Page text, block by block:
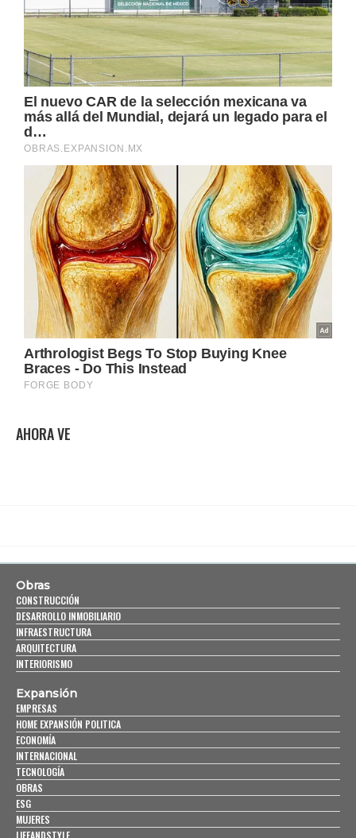
AHORA VE
Obras
CONSTRUCCIÓN
DESARROLLO INMOBILIARIO
INFRAESTRUCTURA
ARQUITECTURA
INTERIORISMO
Expansión
EMPRESAS
HOME EXPANSIÓN POLITICA
ECONOMÍA
INTERNACIONAL
TECNOLOGÍA
OBRAS
ESG
MUJERES